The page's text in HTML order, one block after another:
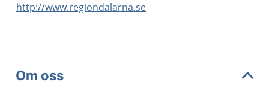
http://www.regiondalarna.se
Om oss